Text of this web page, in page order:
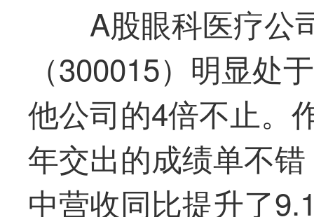
A股眼科医疗公
（300015）明显处
他公司的4倍不止。
年交出的成绩单不
中营收同比提升了